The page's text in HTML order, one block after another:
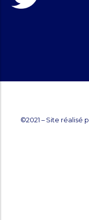
©2021 – Site réalisé